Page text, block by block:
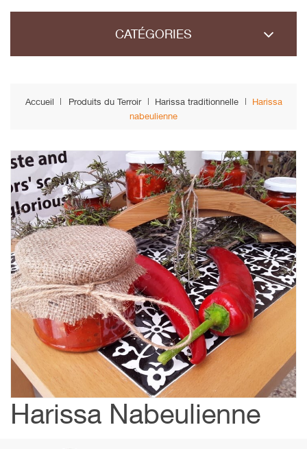
CATÉGORIES
Accueil Produits du Terroir Harissa traditionnelle
Harissa
nabeulienne
Harissa Nabeulienne